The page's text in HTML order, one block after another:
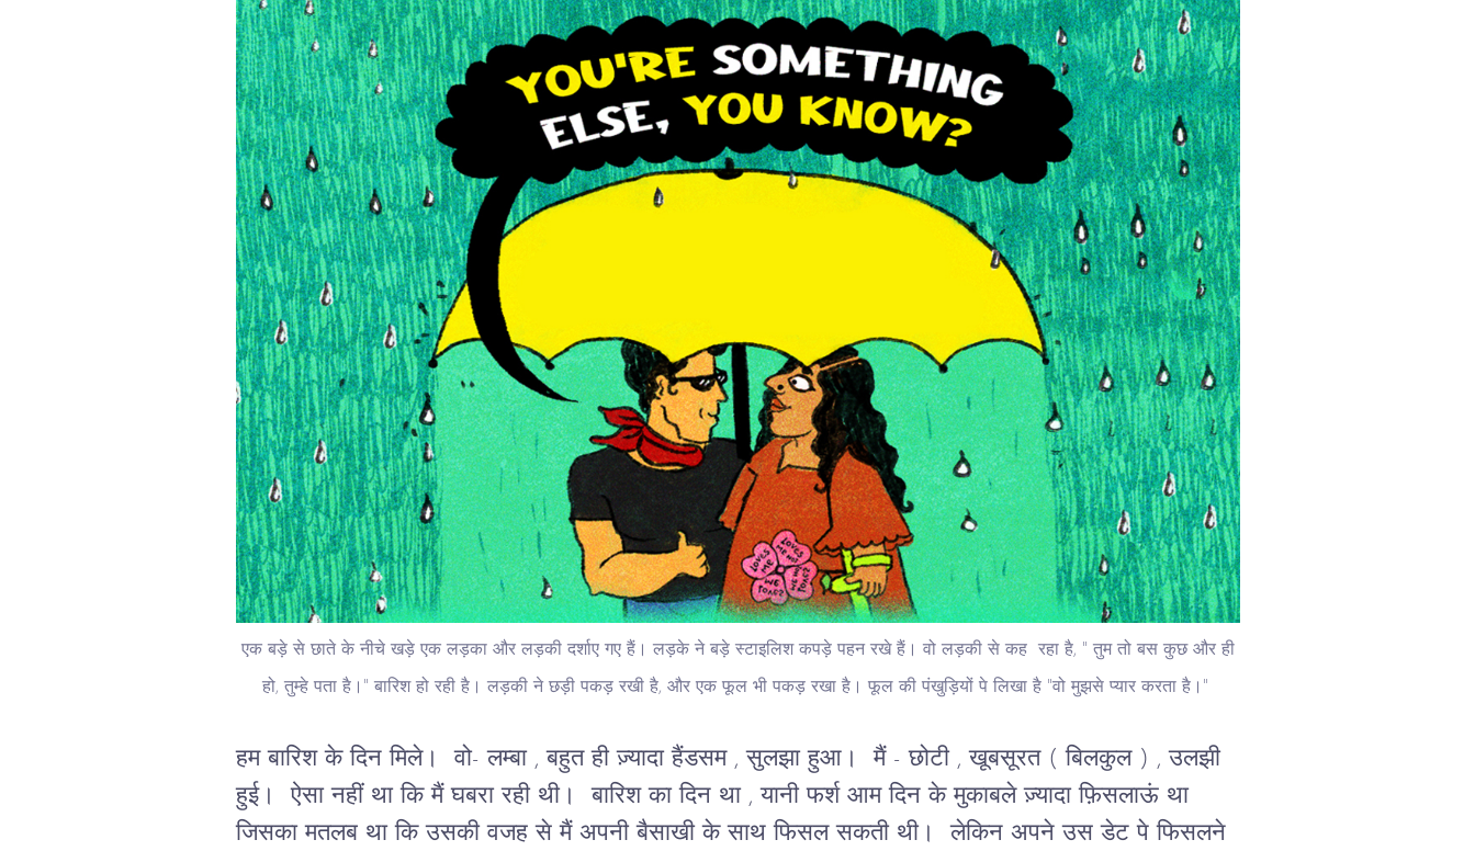
एक बड़े से छाते के नीचे खड़े एक लड़का और लड़की दर्शाए गए हैं। लड़के ने बड़े स्टाइलिश कपड़े पहन रखे हैं। वो लड़की से कह रहा है, " तुम तो बस कुछ और ही
हो, तुम्हे पता है।" बारिश हो रही है। लड़की ने छड़ी पकड़ रखी है, और एक फूल भी पकड़ रखा है। फूल की पंखुड़ियों पे लिखा है "वो मुझसे प्यार करता है।"
हम बारिश के दिन मिले। वो- लम्बा , बहुत ही ज़्यादा हैंडसम , सुलझा हुआ। मैं - छोटी , खूबसूरत ( बिलकुल ) , उलझी
हुई। ऐसा नहीं था कि मैं घबरा रही थी। बारिश का दिन था , यानी फर्श आम दिन के मुकाबले ज़्यादा फ़िसलाऊं था
जिसका मतलब था कि उसकी वजह से मैं अपनी बैसाखी के साथ फिसल सकती थी। लेकिन अपने उस डेट पे फिसलने